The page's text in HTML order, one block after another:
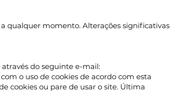
qualquer momento. Alterações significativas
do seguinte e-mail:
o uso de cookies de acordo com esta
cookies ou pare de usar o site. Última